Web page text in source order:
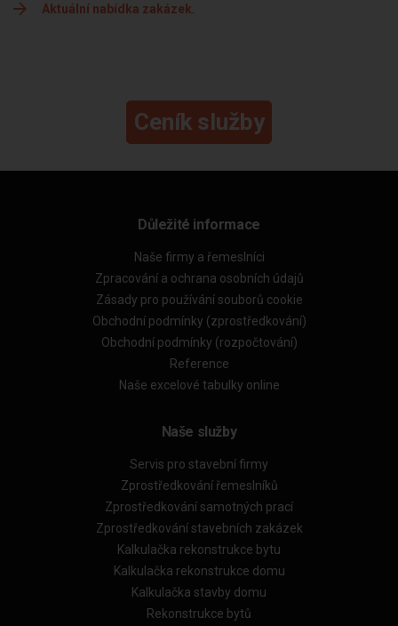
Aktuální nabídka zakázek
Ceník služby
Důležité informace
Naše firmy a řemeslníci
Zpracování a ochrana osobních údajů
Zásady pro používání souborů cookie
Obchodní podmínky (zprostředkování)
Obchodní podmínky (rozpočtování)
Reference
Naše excelové tabulky online
Naše služby
Servis pro stavební firmy
Zprostředkování řemeslníků
Zprostředkování samotných prací
Zprostředkování stavebních zakázek
Kalkulačka rekonstrukce bytu
Kalkulačka rekonstrukce domu
Kalkulačka stavby domu
Rekonstrukce bytů